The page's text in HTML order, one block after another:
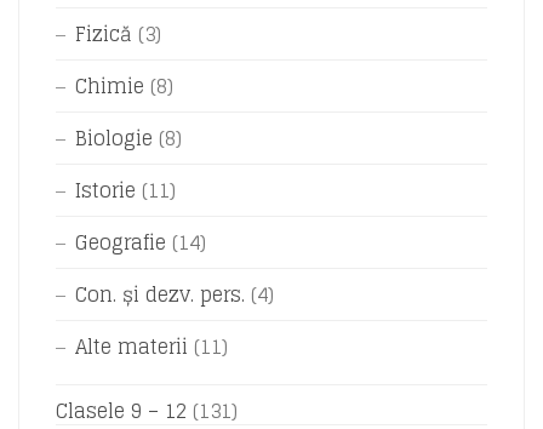
Fizică (3)
Chimie (8)
Biologie (8)
Istorie (11)
Geografie (14)
Con. și dezv. pers. (4)
Alte materii (11)
Clasele 9 – 12 (131)